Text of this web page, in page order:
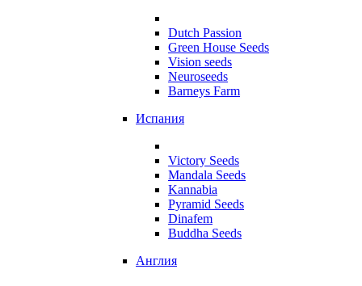
Dutch Passion
Green House Seeds
Vision seeds
Neuroseeds
Barneys Farm
Испания
Victory Seeds
Mandala Seeds
Kannabia
Pyramid Seeds
Dinafem
Buddha Seeds
Англия